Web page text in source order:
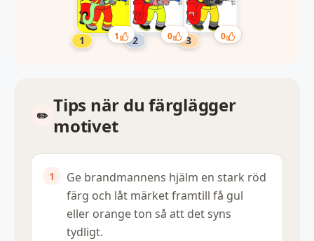
1 0 0
Tips när du färglägger
motivet
Ge brandmannens hjälm en stark röd
färg och låt märket framtill få gul
eller orange ton så att det syns
tydligt.